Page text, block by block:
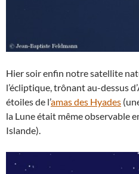
Hier soir enfin notre satellite
l’écliptique, trônant au-dessus
étoiles de l’amas des Hyades
la Lune était même observable
Islande).